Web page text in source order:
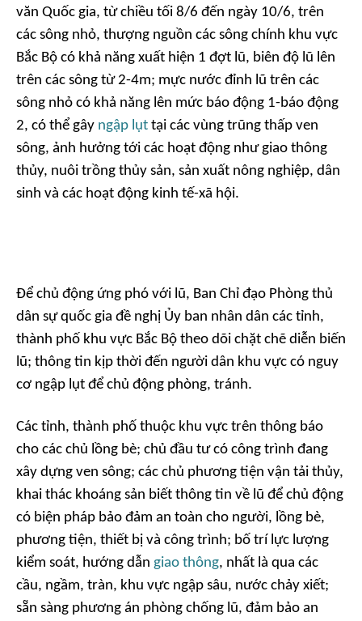
văn Quốc gia, từ chiều tối 8/6 đến ngày 10/6, trên
các sông nhỏ, thượng nguồn các sông chính khu vực
Bắc Bộ có khả năng xuất hiện 1 đợt lũ, biên độ lũ lên
trên các sông từ 2-4m; mực nước đỉnh lũ trên các
sông nhỏ có khả năng lên mức báo động 1-báo động
2, có thể gây ngập lụt tại các vùng trũng thấp ven
sông, ảnh hưởng tới các hoạt động như giao thông
thủy, nuôi trồng thủy sản, sản xuất nông nghiệp, dân
sinh và các hoạt động kinh tế-xã hội.
Để chủ động ứng phó với lũ, Ban Chỉ đạo Phòng thủ
dân sự quốc gia đề nghị Ủy ban nhân dân các tỉnh,
thành phố khu vực Bắc Bộ theo dõi chặt chẽ diễn biến
lũ; thông tin kịp thời đến người dân khu vực có nguy
cơ ngập lụt để chủ động phòng, tránh.
Các tỉnh, thành phố thuộc khu vực trên thông báo
cho các chủ lồng bè; chủ đầu tư có công trình đang
xây dựng ven sông; các chủ phương tiện vận tải thủy,
khai thác khoáng sản biết thông tin về lũ để chủ động
có biện pháp bảo đảm an toàn cho người, lồng bè,
phương tiện, thiết bị và công trình; bố trí lực lượng
kiểm soát, hướng dẫn giao thông, nhất là qua các
cầu, ngầm, tràn, khu vực ngập sâu, nước chảy xiết;
sẵn sàng phương án phòng chống lũ, đảm bảo an